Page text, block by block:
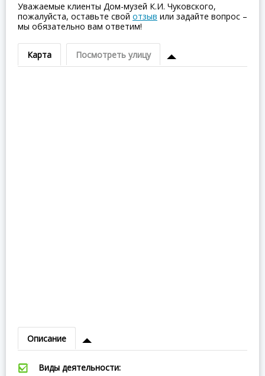
Уважаемые клиенты Дом-музей К.И. Чуковского,
пожалуйста, оставьте свой отзыв или задайте вопрос –
мы обязательно вам ответим!
Карта Посмотреть улицу
Описание
Виды деятельности: